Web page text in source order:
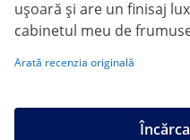
ușoară și are un finisaj
cabinetul meu de
Arată recenzia originală